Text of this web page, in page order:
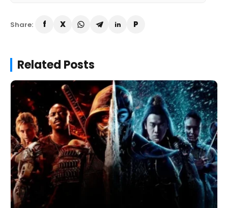
Share:
Related Posts